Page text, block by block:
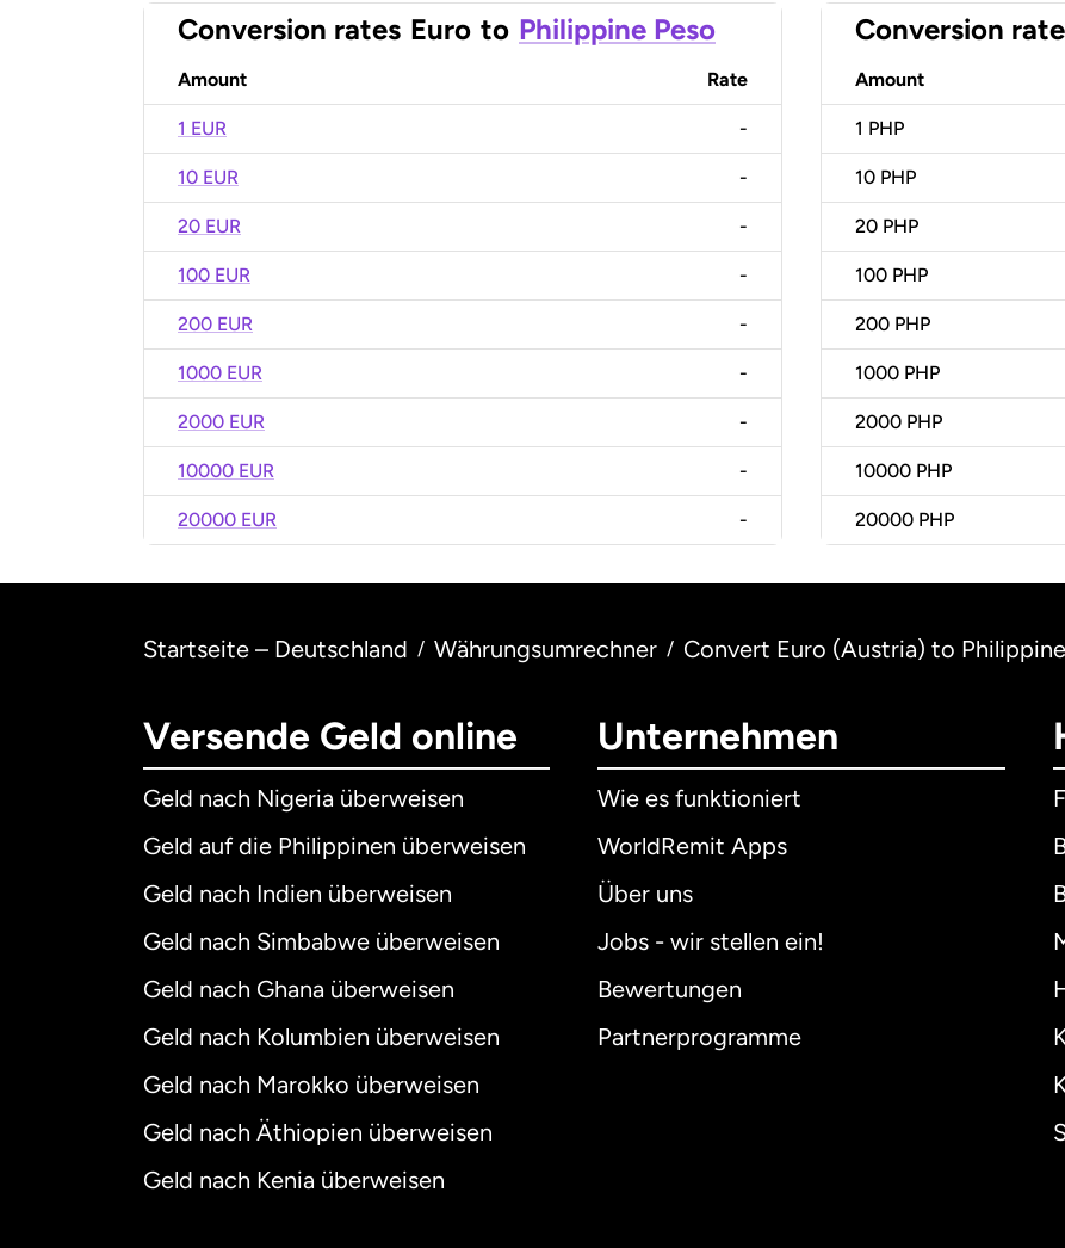
Conversion rates Euro to Philippine Peso
Amount Rate
1 EUR -
10 EUR -
20 EUR -
100 EUR -
200 EUR -
1000 EUR -
2000 EUR -
10000 EUR -
20000 EUR -
Conversion
Amount
1 PHP
10 PHP
20 PHP
100 PHP
200 PHP
1000 PHP
2000 PHP
10000 PHP
20000 PHP
Startseite – Deutschland / Währungsumrechner / Convert Euro (Austria) to
Versende Geld online
Geld nach Nigeria überweisen
Geld auf die Philippinen überweisen
Geld nach Indien überweisen
Geld nach Simbabwe überweisen
Geld nach Ghana überweisen
Geld nach Kolumbien überweisen
Geld nach Marokko überweisen
Geld nach Äthiopien überweisen
Geld nach Kenia überweisen
Unternehmen
Wie es funktioniert
WorldRemit Apps
Über uns
Jobs - wir stellen ein!
Bewertungen
Partnerprogramme